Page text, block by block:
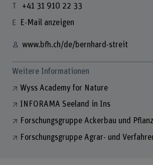
+41 31 910 22 33
E-Mail anzeigen
www.bfh.ch/de/bernhard-streit
Weitere Informationen
Wyss Academy for Nature
INFORAMA Seeland in Ins
Forschungsgruppe Ackerbau und
Forschungsgruppe Agrar- und